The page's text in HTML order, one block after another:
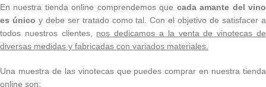
En nuestra tienda online comprendemos que cada amante del vino
es único y debe ser tratado como tal. Con el objetivo de satisfacer a
todos nuestros clientes, nos dedicamos a la venta de vinotecas de
diversas medidas y fabricadas con variados materiales.
Una muestra de las vinotecas que puedes comprar en nuestra tienda
online son: